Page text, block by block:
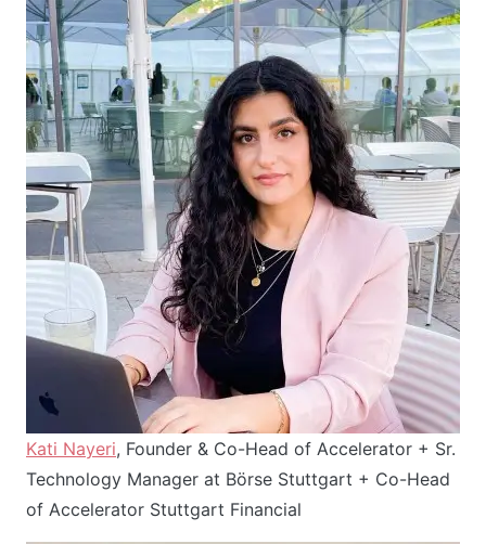
Kati Nayeri, Founder & Co-Head of Accelerator + Sr.
Technology Manager at Börse Stuttgart + Co-Head
of Accelerator Stuttgart Financial